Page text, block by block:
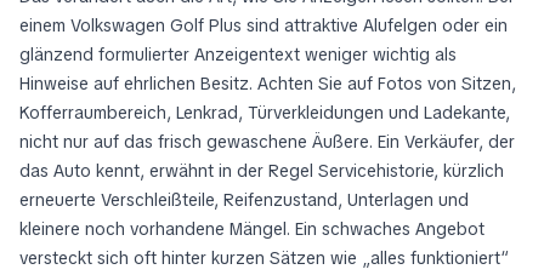
einem Volkswagen Golf Plus sind attraktive Alufelgen oder ein
glänzend formulierter Anzeigentext weniger wichtig als
Hinweise auf ehrlichen Besitz. Achten Sie auf Fotos von Sitzen,
Kofferraumbereich, Lenkrad, Türverkleidungen und Ladekante,
nicht nur auf das frisch gewaschene Äußere. Ein Verkäufer, der
das Auto kennt, erwähnt in der Regel Servicehistorie, kürzlich
erneuerte Verschleißteile, Reifenzustand, Unterlagen und
kleinere noch vorhandene Mängel. Ein schwaches Angebot
versteckt sich oft hinter kurzen Sätzen wie „alles funktioniert“